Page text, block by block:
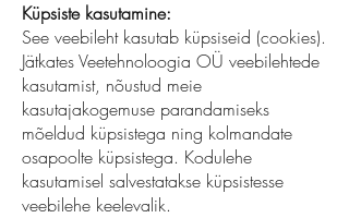
Küpsiste kasutamine:
See veebileht kasutab küpsiseid (cookies).
Jätkates Veetehnoloogia OÜ veebilehtede
kasutamist, nõustud meie
kasutajakogemuse parandamiseks
mõeldud küpsistega ning kolmandate
osapoolte küpsistega. Kodulehe
kasutamisel salvestatakse küpsistesse
veebilehe keelevalik.